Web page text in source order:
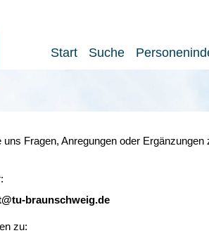
Start Suche
uns Fragen, Anregungen oder
braunschweig.de
zu: